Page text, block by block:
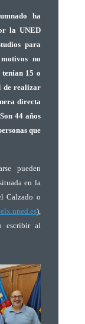
ha
la UNED
para
no
tenían 15 o
de realizar
directa
44 años
que
pueden
en la
Calzado o
),
escribir al